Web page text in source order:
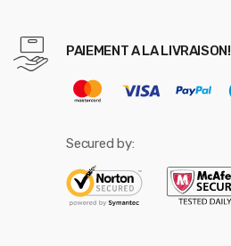
PAIEMENT A LA LIVRAISON!
Secured by: